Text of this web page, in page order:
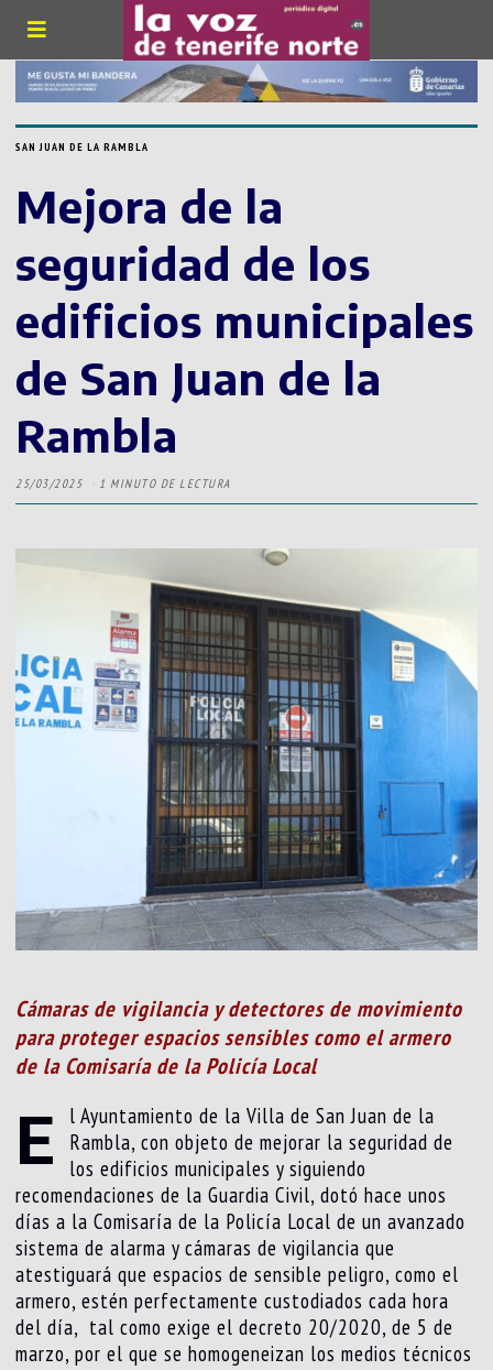
SAN JUAN DE LA RAMBLA
Mejora de la
seguridad de los
edificios municipales
de San Juan de la
Rambla
25/03/2025 1 MINUTO DE LECTURA
Cámaras de vigilancia y detectores de movimiento
para proteger espacios sensibles como el armero
de la Comisaría de la Policía Local
E
l Ayuntamiento de la Villa de San Juan de la
Rambla, con objeto de mejorar la seguridad de
los edificios municipales y siguiendo
recomendaciones de la Guardia Civil, dotó hace unos
días a la Comisaría de la Policía Local de un avanzado
sistema de alarma y cámaras de vigilancia que
atestiguará que espacios de sensible peligro, como el
armero, estén perfectamente custodiados cada hora
del día, tal como exige el decreto 20/2020, de 5 de
marzo, por el que se homogeneizan los medios técnicos